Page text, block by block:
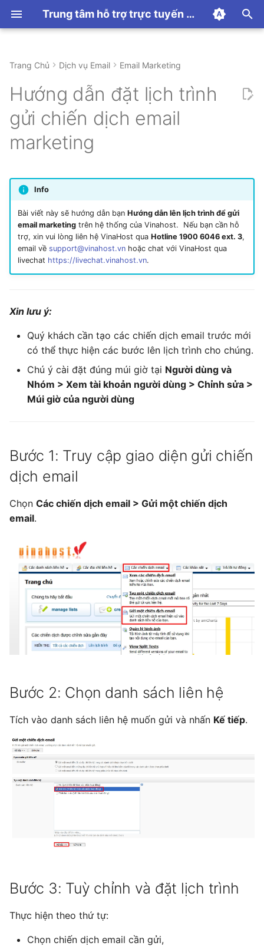
Trung tâm hỗ trợ trực tuyến VinaHost
y
e
t
o
s
a
Các Tính Năng
Windows Hosting
Linux VPS
Windows VPS
gửi chiến dịch email
Bước 2: Chọn danh sách
liên hệ
lịch trình
Bước 4: Tổng quan lịch
trình
Những Lỗi Thường Gặp
License
Domain
Lỗi Thường Gặp
Minecraft
Palworld
Trang Chủ Dịch vụ Email Email Marketing
Hướng dẫn đặt lịch trình
gửi chiến dịch email
marketing
Info
Bài viết này sẽ hướng dẫn bạn Hướng dẫn lên lịch trình để gửi
email marketingtrên hệ thống của Vinahost. Nếu bạn cần hỗ
trợ, xin vui lòng liên hệ VinaHost qua Hotline 1900 6046 ext. 3,
email về support@vinahost.vnhoặc chat với VinaHost qua
livechat https://livechat.vinahost.vn.
Xin lưu ý:
Quý khách cần tạo các chiến dịch email trước mới
có thể thực hiện các bước lên lịch trình cho chúng.
Chú ý cài đặt đúng múi giờ tại Người dùng và
Nhóm > Xem tài khoản người dùng > Chỉnh sửa >
Múi giờ của người dùng
Bước 1: Truy cập giao diện gửi chiến
dịch email
Chọn Các chiến dịch email > Gửi một chiến dịch
email.
Bước 2: Chọn danh sách liên hệ
Tích vào danh sách liên hệ muốn gửi và nhấn Kế tiếp.
Bước 3: Tuỳ chỉnh và đặt lịch trình
Thực hiện theo thứ tự:
Chọn chiến dịch email cần gửi,